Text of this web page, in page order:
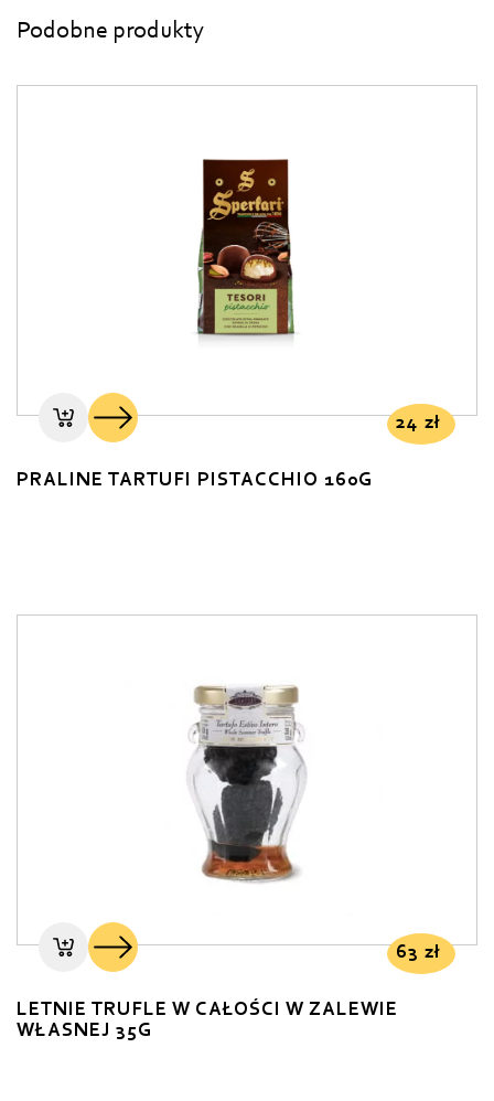
Podobne produkty
24 zł
PRALINE TARTUFI PISTACCHIO 160G
63 zł
LETNIE TRUFLE W CAŁOŚCI W ZALEWIE
WŁASNEJ 35G